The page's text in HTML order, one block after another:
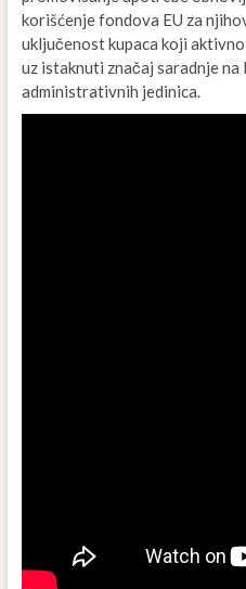
korišćenje fondova EU za
uključenost kupaca koji
uz istaknuti značaj saradnje na
administrativnih jedinica.